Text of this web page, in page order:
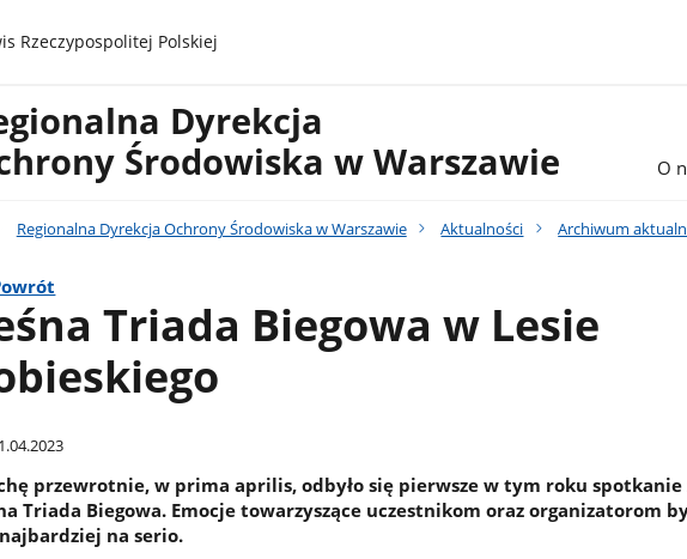
Rzeczypospolitej Polskiej
Dyrekcja
Środowiska w Warszawie
O
Regionalna Dyrekcja Ochrony Środowiska w Warszawie Aktualności Archiwum
Triada Biegowa w Lesie
przewrotnie, w prima aprilis, odbyło się pierwsze w tym roku spotkanie
Triada Biegowa. Emocje towarzyszące uczestnikom oraz organizatorom
na serio.